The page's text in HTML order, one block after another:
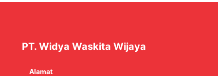
PT. Widya Waskita Wijaya
Alamat